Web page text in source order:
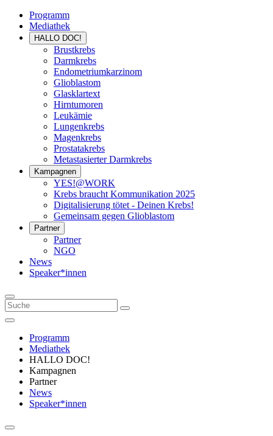
Programm
Mediathek
HALLO DOC!
Brustkrebs
Darmkrebs
Endometriumkarzinom
Glioblastom
Glasklartext
Hirntumoren
Leukämie
Lungenkrebs
Magenkrebs
Prostatakrebs
Metastasierter Darmkrebs
Kampagnen
YES!@WORK
Krebs braucht Kommunikation 2025
Digitalisierung tötet - Deinen Krebs!
Gemeinsam gegen Glioblastom
Partner
Partner
NGO
News
Speaker*innen
Programm
Mediathek
HALLO DOC!
Kampagnen
Partner
News
Speaker*innen